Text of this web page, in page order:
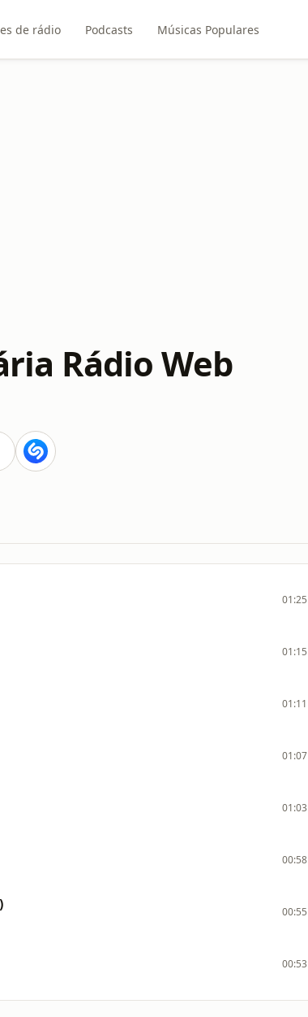
de rádio Podcasts Músicas Populares
Rádio Web
01:25
01:15
01:11
01:07
01:03
00:58
00:55
00:53